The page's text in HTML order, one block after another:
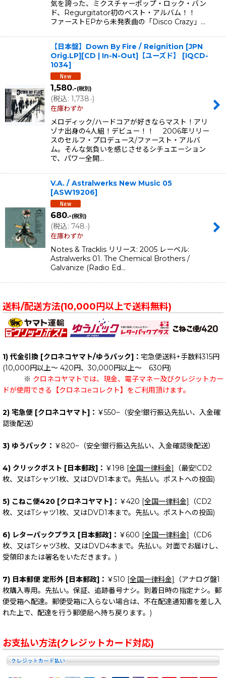
気を誇った、ミクスチャーポップ・ロック・バン
ド、Regurgitator初のベスト・アルバム！！
ファーストEPから未発表曲の「Disco Crazy」…
【日本盤】Down By Fire / Reignition [JPN
Orig.LP][CD | In-N-Out]【ユーズド】
[IQCD-
1034]
1,580.-(税別)
(税込: 1,738.-)
在庫わずか
メロディック/ハードコアが好きならマスト！アリ
ゾナ出身の4人組！デビュー！！ 2006年リリー
スのセルフ・プロデュース/ファースト・アルバ
ム。そんな気負いを感じさせるシチュエーション
で、パワー全開…
V.A. / Astralwerks New Music 05
[ASW19206]
680.-(税別)
(税込: 748.-)
在庫わずか
Notes & Tracklis リリース: 2005 レーベル:
Astralwerks 01. The Chemical Brothers /
Galvanize (Radio Ed…
送料/配送方法(10,000円以上で送料無料)
1) 代金引換 [クロネコヤマト/ゆうパック]： 宅急便送料+手数料315円
(10,000円以上～ 420円、30,000円以上～ 630円)
※ クロネコヤマトでは、現金、電子マネー及びクレジットカー
ドが使用できる【クロネコeコレクト】をご利用頂けます。
2) 宅急便 [クロネコヤマト]： ￥550~（安全!銀行振込先払い、入金確
認後配送）
3) ゆうパック： ￥820~（安全!銀行振込先払い、入金確認後配送）
4) クリックポスト [日本郵政]： ￥198 [全国一律料金]
（最安!CD2
枚、又はTシャツ1枚、又はDVD1本まで。先払い。ポストへの投函)
5) こねこ便420 [クロネコヤマト]： ￥420 [全国一律料金]
（CD2
枚、又はTシャツ1枚、又はDVD1本まで。先払い。ポストへの投函)
6) レターパックプラス [日本郵政]： ￥600 [全国一律料金]
（CD6
枚、又はTシャツ3枚、又はDVD4本まで。先払い。対面でお届けし、
受領印または署名をいただきます。)
7) 日本郵便 定形外 [日本郵政]： ￥510 [全国一律料金]
（アナログ盤1
枚購入専用。先払い。保証、追跡番号ナシ。到着日時の指定ナシ。郵
便受箱へ配達。郵便受箱に入らない場合は、不在配達通知書を差し入
れた上で、配達を行う郵便局へ持ち戻ります。)
お支払い方法(クレジットカード対応)